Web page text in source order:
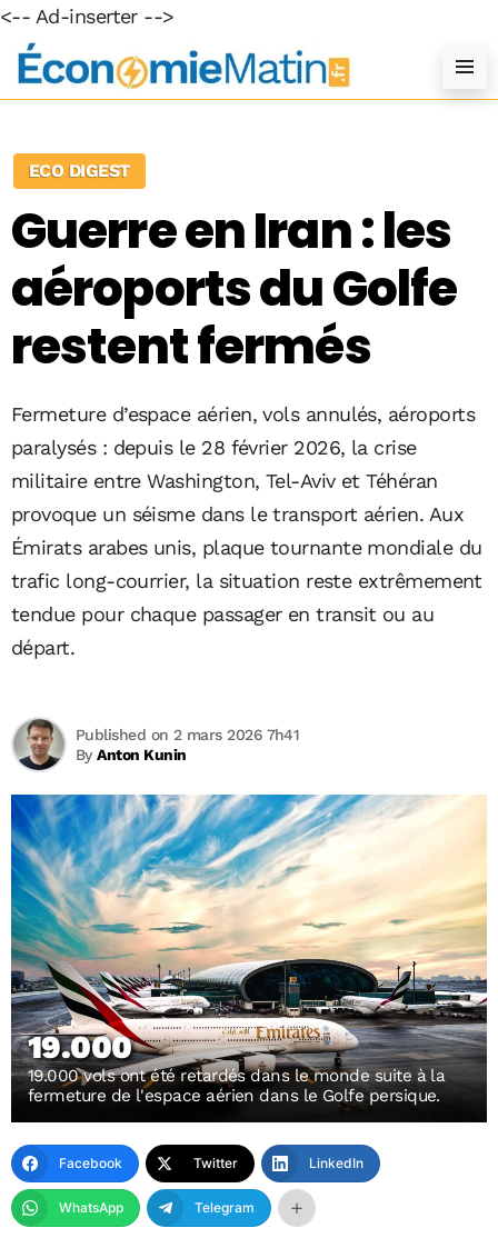
<-- Ad-inserter -->
ECO DIGEST
Guerre en Iran : les
aéroports du Golfe
restent fermés
Fermeture d’espace aérien, vols annulés, aéroports
paralysés : depuis le 28 février 2026, la crise
militaire entre Washington, Tel-Aviv et Téhéran
provoque un séisme dans le transport aérien. Aux
Émirats arabes unis, plaque tournante mondiale du
trafic long-courrier, la situation reste extrêmement
tendue pour chaque passager en transit ou au
départ.
ByAnton Kunin
Published on 2 mars 2026 7h41
19.000
19.000 vols ont été retardés dans le monde suite à la
fermeture de l'espace aérien dans le Golfe persique.
Facebook Twitter LinkedIn
WhatsApp Telegram